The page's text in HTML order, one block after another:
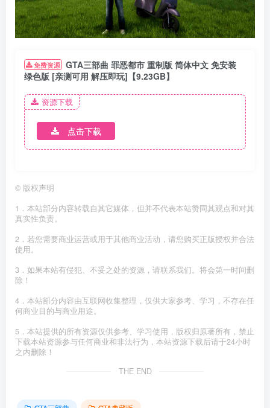
免费资源 GTA三部曲 罪恶都市 重制版 简体中文 免安装
绿色版 [亲测可用 解压即玩]【9.23GB】
资源下载
点击下载
© 版权声明
1．本站部分内容转载自其它媒体，但并不代表本站赞同其观点和对其
真实性负责。
2．若您需要商业运营或用于其他商业活动，请您购买正版授权并合法
使用。
3．如果本站有侵犯、不妥之处的资源，请联系我们。将会第一时间删
除！
4．本站部分内容由互联网收集整理，仅供大家参考、学习，不存在任
何商业目的与商业用途。
5．本站提供的所有资源仅供参考、学习使用，版权归原著所有，禁止
下载本站资源参与任何商业和非法行为，本站资源下载后请于24小时
之内删除！
THE END